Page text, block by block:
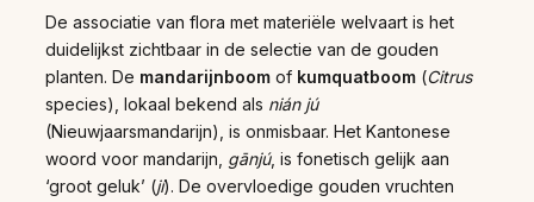
De associatie van flora met materiële welvaart is het
duidelijkst zichtbaar in de selectie van de gouden
planten. De mandarijnboom of kumquatboom (Citrus
species), lokaal bekend als nián jú
(Nieuwjaarsmandarijn), is onmisbaar. Het Kantonese
woord voor mandarijn, gānjú, is fonetisch gelijk aan
‘groot geluk’ (jí). De overvloedige gouden vruchten